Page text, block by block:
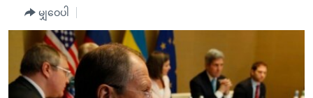
ကြည့်
ရန်
အစ္စရေး-ပါလက်စတိုင်း
အင်္ဂလိပ်စာလေ့လာမယ်
အမေရိကန်သုံးအီဒီယံ
မကြေးမုံရဲ့ အင်္ဂလိပ်စာ
အပတ်စဉ်ကဏ္ဍများ
ရေဒီယို
ရေဒီယိုနှင့်ရုပ်သံ အချက်အလက်များ
မျှဝေပါ